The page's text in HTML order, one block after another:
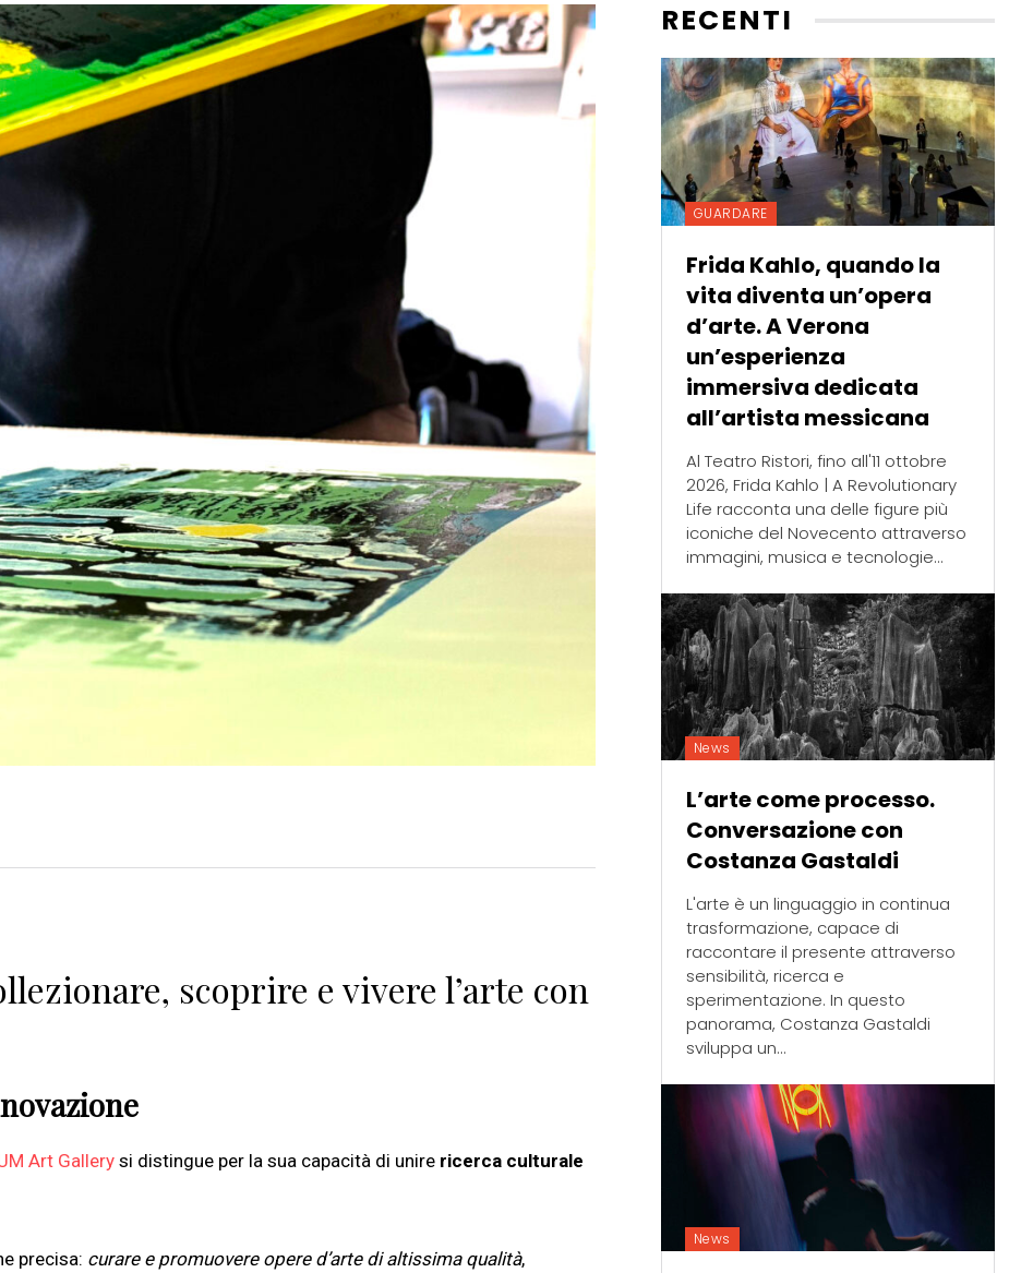
scoprire e vivere l’arte con
Art Gallery si distingue per la sua capacità di unire ricerca culturale
precisa: curare e promuovere opere d’arte di altissima qualità,
RECENTI
GUARDARE
Frida Kahlo, quando la
vita diventa un’opera
d’arte. A Verona
un’esperienza
immersiva dedicata
all’artista messicana
Al Teatro Ristori, fino all'11 ottobre
2026, Frida Kahlo | A Revolutionary
Life racconta una delle figure più
iconiche del Novecento attraverso
immagini, musica e tecnologie...
News
L’arte come processo.
Conversazione con
Costanza Gastaldi
L'arte è un linguaggio in continua
trasformazione, capace di
raccontare il presente attraverso
sensibilità, ricerca e
sperimentazione. In questo
panorama, Costanza Gastaldi
sviluppa un...
News